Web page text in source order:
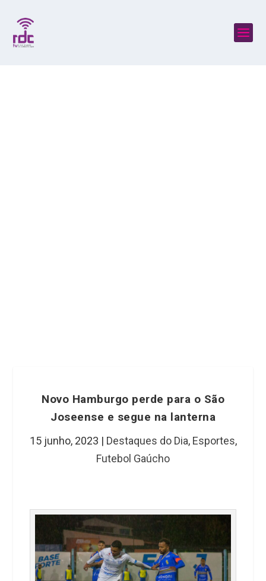
Novo Hamburgo perde para o São
Joseense e segue na lanterna
15 junho, 2023 | Destaques do Dia, Esportes,
Futebol Gaúcho